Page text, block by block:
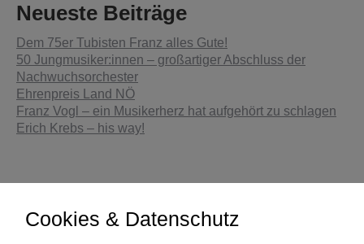
Neueste Beiträge
Dem 75er Tubisten Franz alles Gute!
50 Jungmusiker:innen – großartiger Abschluss der
Nachwuchsorchester
Ehrenpreis Land NÖ
Franz Vogl – ein Musikerherz hat aufgehört zu schlagen
Erich Krebs – his way!
Cookies & Datenschutz